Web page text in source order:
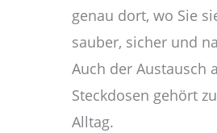
genau dort, wo Sie
sauber, sicher und
Auch der Austausch
Steckdosen gehört
Alltag.